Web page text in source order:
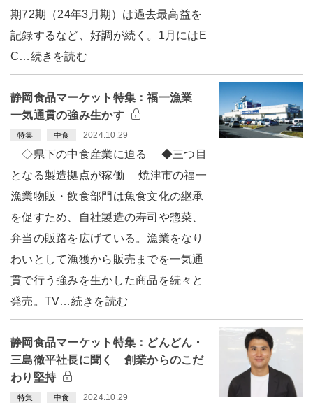
期72期（24年3月期）は過去最高益を
記録するなど、好調が続く。1月にはE
C…続きを読む
静岡食品マーケット特集：福一漁業
一気通貫の強み生かす
特集 中食 2024.10.29
◇県下の中食産業に迫る ◆三つ目
となる製造拠点が稼働 焼津市の福一
漁業物販・飲食部門は魚食文化の継承
を促すため、自社製造の寿司や惣菜、
弁当の販路を広げている。漁業をなり
わいとして漁獲から販売までを一気通
貫で行う強みを生かした商品を続々と
発売。TV…続きを読む
静岡食品マーケット特集：どんどん・
三島徹平社長に聞く 創業からのこだ
わり堅持
特集 中食 2024.10.29